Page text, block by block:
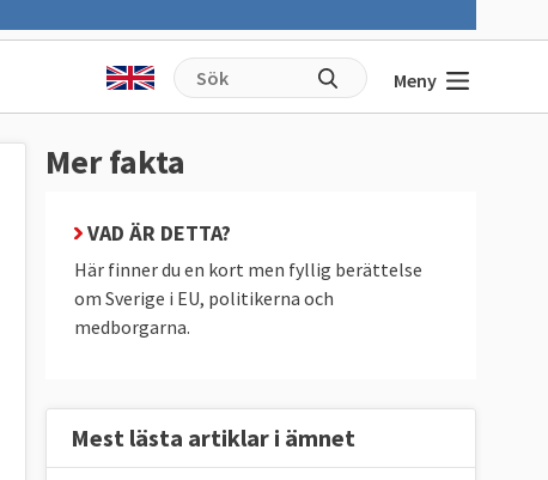
Meny
Mer fakta
VAD ÄR DETTA?
Här finner du en kort men fyllig berättelse
om Sverige i EU, politikerna och
medborgarna.
Mest lästa artiklar i ämnet